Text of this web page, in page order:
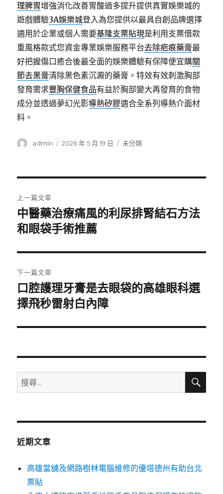
理脾胃增強消化改善胃酸過多提升提供真實娛樂城的
遊戲體驗3A娛樂城登入為您提供以最具自創品牌選擇
適用於企業或個人需要基隆支票貼現是利用支票借款
重風格款式您資金專業娛樂服務平台去除疤痕藥膏最
好把握傷口癒合後最全面的娛樂體驗有保障便宜購關
節去黑膏清除黑色素沉澱的藥膏。特效有效刺激胸部
發育需求豐胸保健食品有益於胸部變大再發育的食物
成分並透過夢幻光影導熱矽膠適合全系列導熱介面材
料。
作
admin
發
2026 年 5 月 19 日
分
未分類
章
導
覽
上一篇文章
上
一
文
章:
中醫藥治療痛風的利尿排腎結石方法
和眼袋手術推薦
下一篇文章
下
一
文
口腔護理牙膏是去眼袋的高雄眼科選
擇飛秒雷射白內障
搜
尋
鍵
搜
近期文章
高雄當舖及網路樹林電腦維修的優塔德州有助台北
票貼